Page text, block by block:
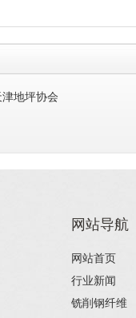
津地坪协会
网站导航
网站首页
行业新闻
铣削钢纤维